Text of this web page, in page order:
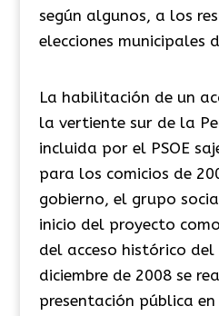
según algunos, a los
elecciones municipales
La habilitación de un
la vertiente sur de la
incluida por el PSOE
para los comicios de
gobierno, el grupo
inicio del proyecto
del acceso histórico del
diciembre de 2008 se
presentación pública